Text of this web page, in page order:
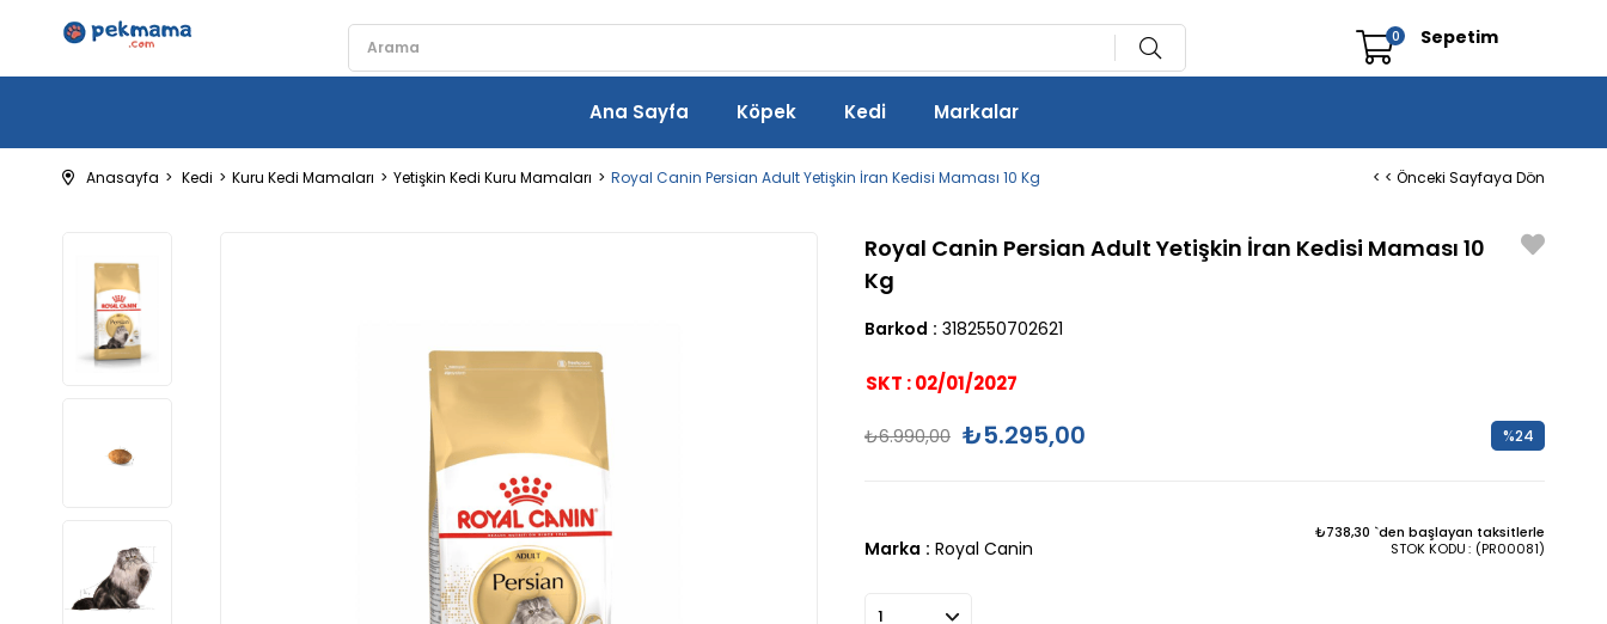
Sepetim
0
Ana Sayfa Köpek Kedi Markalar
Anasayfa Kedi Kuru Kedi Mamaları Yetişkin Kedi Kuru Mamaları Royal Canin Persian Adult Yetişkin İran Kedisi Maması 10 Kg < < Önceki Sayfaya Dön
Royal Canin Persian Adult Yetişkin İran Kedisi Maması 10
Kg
Barkod : 3182550702621
SKT : 02/01/2027
₺6.990,00 ₺5.295,00 %24
₺738,30 `den başlayan taksitlerle
(PR00081)
STOK KODU
Marka : Royal Canin